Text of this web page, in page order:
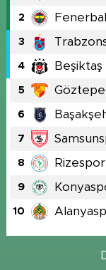
2
3
4 Beşiktaş
5 Göztepe
6
7
8 Rizespor
9
10